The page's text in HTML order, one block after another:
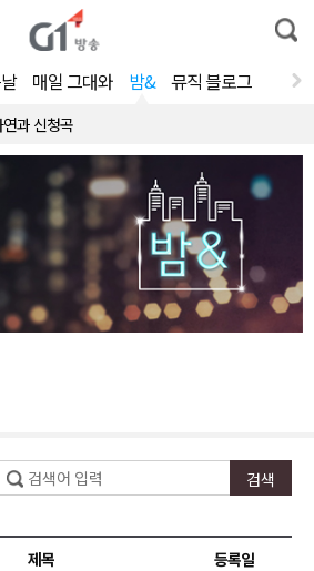
통
합
매일 그대와 밤& 뮤직 블로그
과 신청곡
제목
등록일